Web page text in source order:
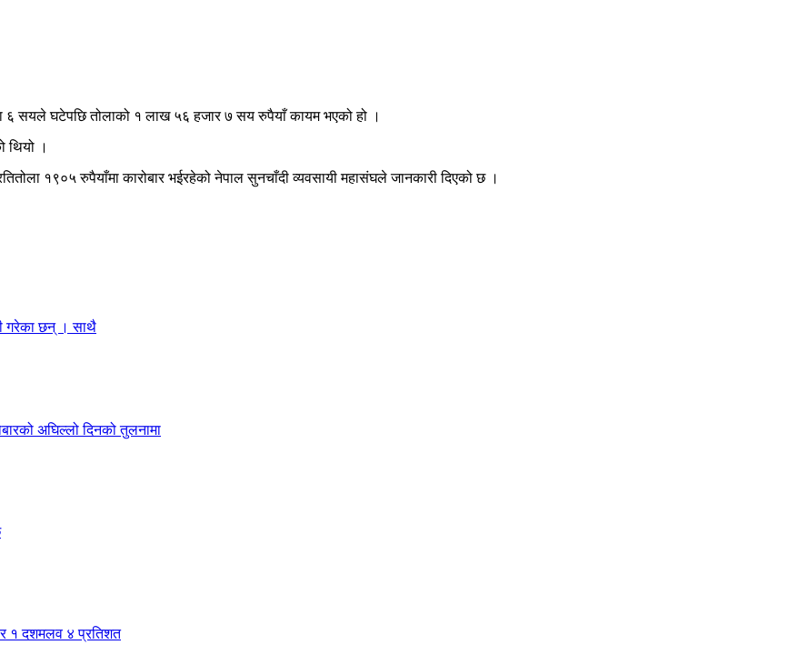
सयले घटेपछि तोलाको १ लाख ५६ हजार ७ सय रुपैयाँ कायम भएको हो ।
थियो ।
१९०५ रुपैयाँमा कारोबार भईरहेको नेपाल सुनचाँदी व्यवसायी महासंघले जानकारी दिएको छ ।
गरेका छन् । साथै
अघिल्लो दिनको तुलनामा
१ दशमलव ४ प्रतिशत